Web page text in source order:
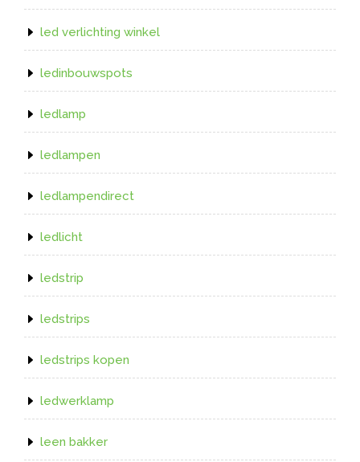
led verlichting winkel
ledinbouwspots
ledlamp
ledlampen
ledlampendirect
ledlicht
ledstrip
ledstrips
ledstrips kopen
ledwerklamp
leen bakker